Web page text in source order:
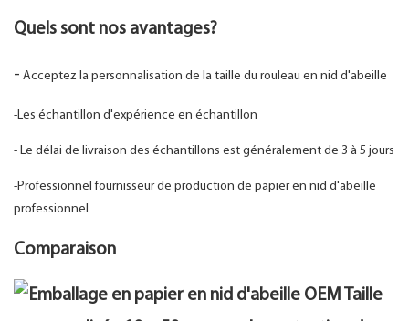
Quels sont nos avantages?
- Acceptez la personnalisation de la taille du rouleau en nid d'abeille
-Les échantillon d'expérience en échantillon
- Le délai de livraison des échantillons est généralement de 3 à 5 jours
-Professionnel fournisseur de production de papier en nid d'abeille
professionnel
Comparaison